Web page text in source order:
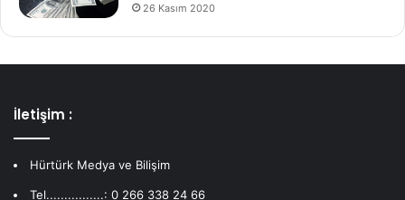
26 Kasım 2020
İletişim :
Hürtürk Medya ve Bilişim
Tel................: 0 266 338 24 66